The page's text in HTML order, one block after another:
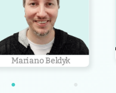
Patricia Valli
•